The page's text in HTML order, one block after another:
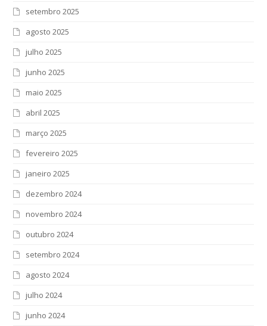
setembro 2025
agosto 2025
julho 2025
junho 2025
maio 2025
abril 2025
março 2025
fevereiro 2025
janeiro 2025
dezembro 2024
novembro 2024
outubro 2024
setembro 2024
agosto 2024
julho 2024
junho 2024